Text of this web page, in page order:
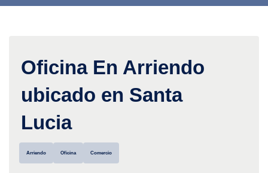
Oficina En Arriendo
ubicado en Santa
Lucia
Arriendo Oficina Comercio